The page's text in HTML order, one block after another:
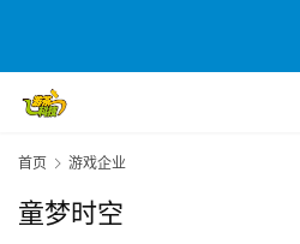
首
页
游
茶
原
首页 游戏企业
童梦时空